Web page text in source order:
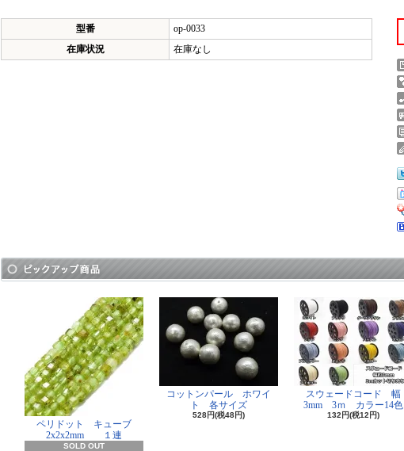
型番
op-0033
在庫状況
在庫なし
ペリドット キューブ
2x2x2mm １連
SOLD OUT
コットンパール ホワイ
ト 各サイズ
528円(税48円)
スウェードコード 幅
3mm 3ｍ カラー14色
132円(税12円)